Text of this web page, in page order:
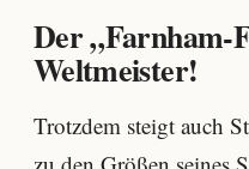
Der „Farnham-
Weltmeister!
Trotzdem steigt auch